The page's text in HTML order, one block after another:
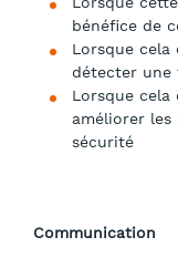
bénéfice de
Lorsque cela
détecter une
Lorsque cela
améliorer
sécurité
Communication